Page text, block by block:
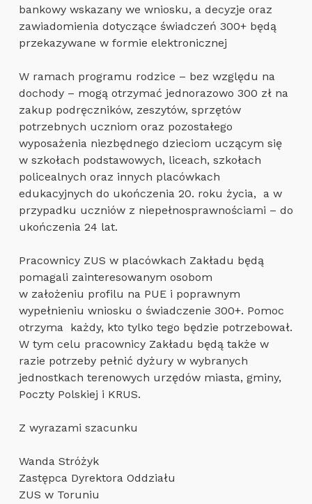
bankowy wskazany we wniosku, a decyzje oraz
zawiadomienia dotyczące świadczeń 300+ będą
przekazywane w formie elektronicznej
W ramach programu rodzice – bez względu na
dochody – mogą otrzymać jednorazowo 300 zł na
zakup podręczników, zeszytów, sprzętów
potrzebnych uczniom oraz pozostałego
wyposażenia niezbędnego dzieciom uczącym się
w szkołach podstawowych, liceach, szkołach
policealnych oraz innych placówkach
edukacyjnych do ukończenia 20. roku życia, a w
przypadku uczniów z niepełnosprawnościami – do
ukończenia 24 lat.
Pracownicy ZUS w placówkach Zakładu będą
pomagali zainteresowanym osobom
w założeniu profilu na PUE i poprawnym
wypełnieniu wniosku o świadczenie 300+. Pomoc
otrzyma każdy, kto tylko tego będzie potrzebował.
W tym celu pracownicy Zakładu będą także w
razie potrzeby pełnić dyżury w wybranych
jednostkach terenowych urzędów miasta, gminy,
Poczty Polskiej i KRUS.
Z wyrazami szacunku
Wanda Stróżyk
Zastępca Dyrektora Oddziału
ZUS w Toruniu